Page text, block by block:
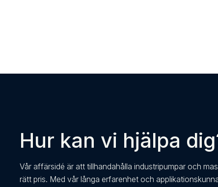
Hur kan vi hjälpa
Vår affärsidé är att tillhandahålla industripumpar och
rätt pris. Med vår långa erfarenhet och